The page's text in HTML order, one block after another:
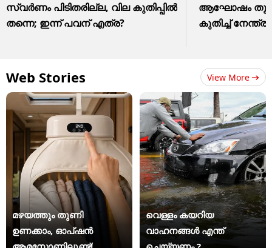
സ്വർണം പിടിതരില്ല, വില കുതിപ്പിൽ
തന്നെ; ഇന്ന് പവന് എത്ര?
ആഘോഷം
കുതിച്ച്
Web Stories View More
മഴയത്തും തുണി
ഉണക്കാം, ഓപ്ഷൻ
വെള്ളം കയറിയ
വാഹനങ്ങൾ എന്ത്